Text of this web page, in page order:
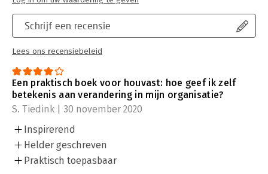
Schrijf een recensie
Lees ons recensiebeleid
Een praktisch boek voor houvast: hoe geef ik zelf
betekenis aan verandering in mijn organisatie?
S. Tiedink | 30 november 2020
Inspirerend
Helder geschreven
Praktisch toepasbaar